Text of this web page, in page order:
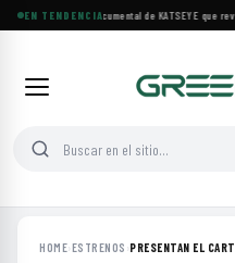
EN TENDENCIA
Llega a cines el documental de KATSEYE que
HOME›ESTRENOS ›PRESENTAN EL